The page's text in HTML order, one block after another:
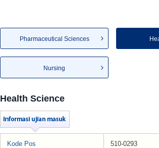
Pharmaceutical Sciences
Nursing
Health Science
Kode Pos 510-0293